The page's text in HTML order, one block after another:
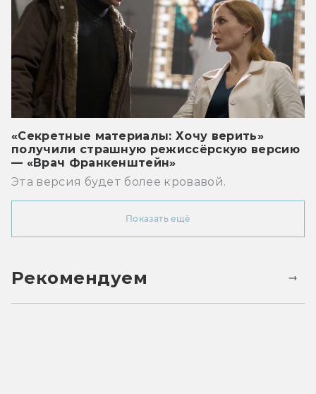
«Секретные материалы: Хочу верить»
получили страшную режиссёрскую версию
— «Врач Франкенштейн»
Эта версия будет более кровавой.
Показать ещё
Рекомендуем